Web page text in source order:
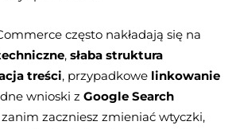
często nakładają się na
, słaba struktura
treści, przypadkowe linkowanie
wnioski z Google Search
zaczniesz zmieniać wtyczki,